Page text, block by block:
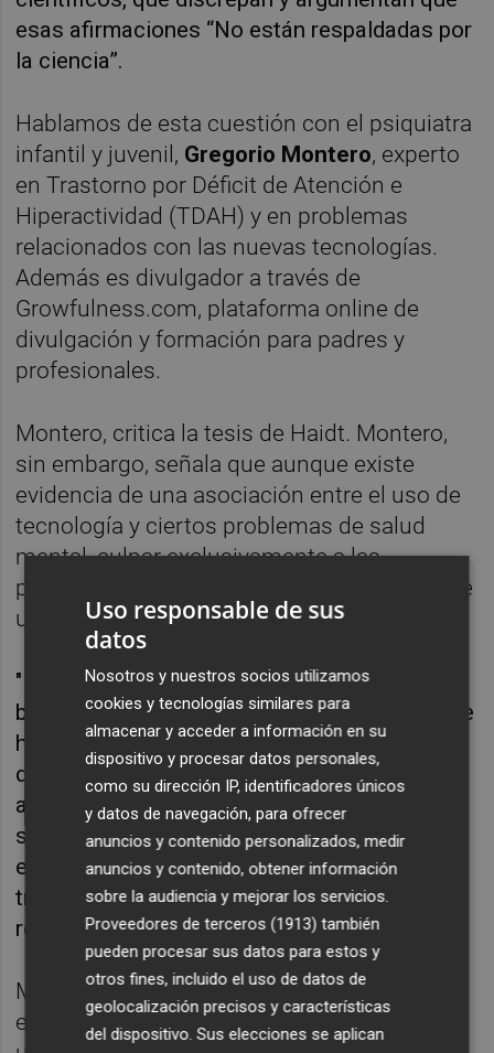
esas afirmaciones “No están respaldadas por
la ciencia”.
Hablamos de esta cuestión con el psiquiatra
infantil y juvenil, Gregorio Montero, experto
en Trastorno por Déficit de Atención e
Hiperactividad (TDAH) y en problemas
relacionados con las nuevas tecnologías.
Además es divulgador a través de
Growfulness.com, plataforma online de
divulgación y formación para padres y
profesionales.
Montero, critica la tesis de Haidt. Montero,
sin embargo, señala que aunque existe
evidencia de una asociación entre el uso de
tecnología y ciertos problemas de salud
mental, culpar exclusivamente a las
pantallas es simplista y poco riguroso desde
un punto de vista científico.
"Lo que vemos un poco los especialistas,
bueno y a nivel científico, es que sí que puede
haber una asociación o correlación o que sí
que puede haber un aumento de cuadros de
ansiedad y depresión asociados a redes
sociales o al móvil", comentó Montero. "Sin
embargo, culpar a la epidemia actual de
trastornos mentales a las pantallas pues
realmente no es cierto a nivel científico".
Montero argumenta que, si bien hay
estudios que sugieren una relación entre el
Uso responsable de sus
datos
Nosotros y nuestros socios utilizamos
cookies y tecnologías similares para
almacenar y acceder a información en su
dispositivo y procesar datos personales,
como su dirección IP, identificadores únicos
y datos de navegación, para ofrecer
anuncios y contenido personalizados, medir
anuncios y contenido, obtener información
sobre la audiencia y mejorar los servicios.
Proveedores de terceros (1913) también
pueden procesar sus datos para estos y
otros fines, incluido el uso de datos de
geolocalización precisos y características
del dispositivo. Sus elecciones se aplican